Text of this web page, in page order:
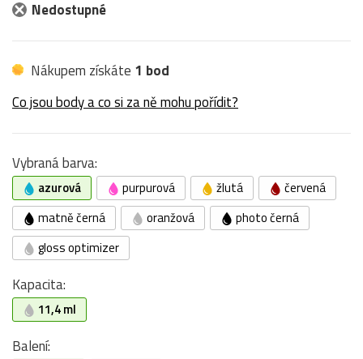
Nedostupné
Nákupem získáte 1 bod
Co jsou body a co si za ně mohu pořídit?
Vybraná barva:
azurová purpurová žlutá
červená
matně černá
oranžová
photo černá
gloss optimizer
Kapacita:
11,4 ml
Balení: